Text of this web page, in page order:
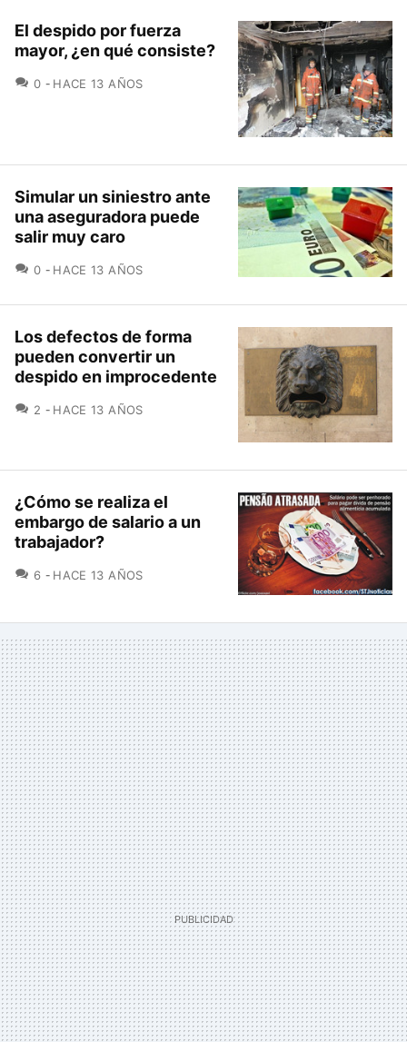
El despido por fuerza
mayor, ¿en qué consiste?
0 COMENTARIOS
HACE 13 AÑOS
Simular un siniestro ante
una aseguradora puede
salir muy caro
0 COMENTARIOS
HACE 13 AÑOS
Los defectos de forma
pueden convertir un
despido en improcedente
2 COMENTARIOS
HACE 13 AÑOS
¿Cómo se realiza el
embargo de salario a un
trabajador?
6 COMENTARIOS
HACE 13 AÑOS